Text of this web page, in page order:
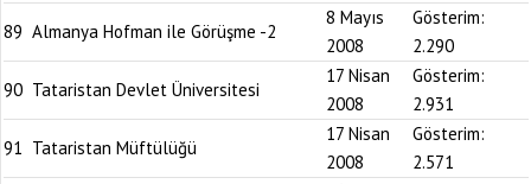
89 Almanya Hofman ile Görüşme -2
8 Mayıs
2008
Gösterim:
2.290
90 Tataristan Devlet Üniversitesi
17 Nisan
2008
Gösterim:
2.931
91 Tataristan Müftülüğü
17 Nisan
2008
Gösterim:
2.571